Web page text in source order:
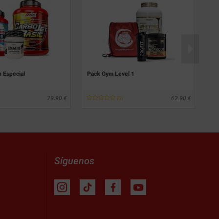
Especial
79.90
Pack Gym Level 1
(0) 62.90
Síguenos